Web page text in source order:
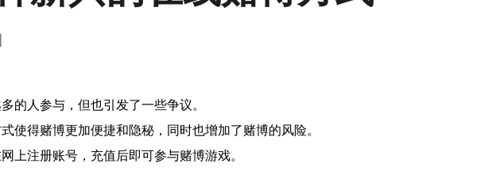
的人参与，但也引发了一些争议。
使得赌博更加便捷和隐秘，同时也增加了赌博的风险。
上注册账号，充值后即可参与赌博游戏。